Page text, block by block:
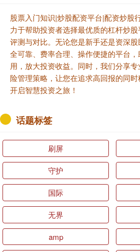
股票入门知识|炒股配资平台|配资炒股
力于帮助投资者选择最优质的杠杆炒
评测与对比。无论您是新手还是资深
全可靠、费率合理、操作便捷的平台
用，放大投资收益。同时，我们分享
险管理策略，让您在追求高回报的同时
开启智慧投资之旅！
话题标签
刷屏
守护
国际
无界
amp